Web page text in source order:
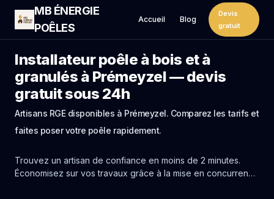
MB ÉNERGIE
POÊLES
Accueil Blog
Devis
gratuit
Installateur poêle à bois et à
granulés à Prémeyzel — devis
gratuit sous 24h
Artisans RGE disponibles à Prémeyzel. Comparez les tarifs et
faites poser votre poêle rapidement.
Trouvez un artisan de confiance en moins de 2 minutes.
Économisez sur vos travaux grâce à la mise en concurrence